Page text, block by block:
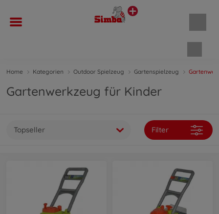
Home Kategorien Outdoor Spielzeug Gartenspielzeug
Gartenwerkzeug für Kinder
Topseller Filter